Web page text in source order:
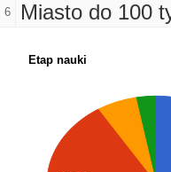
6 Miasto do 100
Etap nauki